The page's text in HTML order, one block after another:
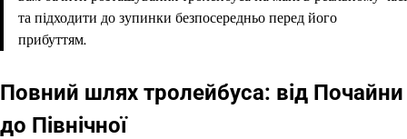
та підходити до зупинки безпосередньо перед його
прибуттям.
Повний шлях тролейбуса: від Почайни
до Північної